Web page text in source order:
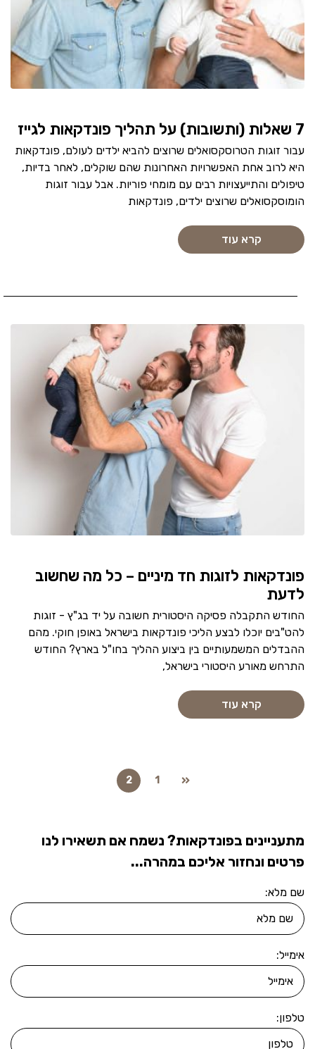
7 שאלות (ותשובות) על תהליך פונדקאות לגייז
עבור זוגות הטרוסקסואלים שרוצים להביא ילדים לעולם, פונדקאות
היא לרוב אחת האפשרויות האחרונות שהם שוקלים, לאחר בדיות,
טיפולים והתייעצויות רבים עם מומחי פוריות. אבל עבור זוגות
הומוסקסואלים שרוצים ילדים, פונדקאות
קרא עוד
פונדקאות לזוגות חד מיניים – כל מה שחשוב
לדעת
החודש התקבלה פסיקה היסטורית חשובה על יד בג"ץ - זוגות
להט"בים יוכלו לבצע הליכי פונדקאות בישראל באופן חוקי. מהם
ההבדלים המשמעותיים בין ביצוע ההליך בחו"ל בארץ? החודש
התרחש מאורע היסטורי בישראל,
קרא עוד
1
2
מתעניינים בפונדקאות? נשמח אם תשאירו לנו
פרטים ונחזור אליכם במהרה...
שם מלא:
אימייל:
טלפון: